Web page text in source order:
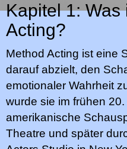
Kapitel 1: Was
Acting?
Method Acting ist eine
darauf abzielt, den
emotionaler Wahrheit
wurde sie im frühen
amerikanische
Theatre und später